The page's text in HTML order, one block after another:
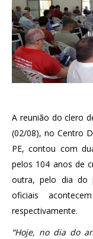
A reunião do clero
(02/08), no Centro
PE, contou com
pelos 104 anos de
outra, pelo dia do
oficiais
respectivamente.
“Hoje, no dia do